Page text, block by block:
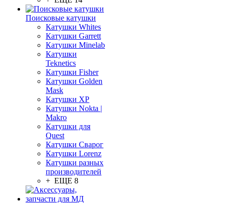
Поисковые катушки
Катушки Whites
Катушки Garrett
Катушки Minelab
Катушки
Teknetics
Катушки Fisher
Катушки Golden
Mask
Катушки XP
Катушки Nokta |
Makro
Катушки для
Quest
Катушки Сварог
Катушки Lorenz
Катушки разных
производителей
+ ЕЩЕ 8